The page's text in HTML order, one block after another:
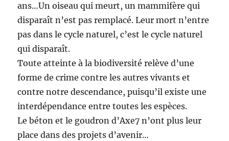
ans…Un oiseau qui meurt, un mammifère qui
disparaît n’est pas remplacé. Leur mort n’entre
pas dans le cycle naturel, c’est le cycle naturel
qui disparaît.
Toute atteinte à la biodiversité relève d’une
forme de crime contre les autres vivants et
contre notre descendance, puisqu’il existe une
interdépendance entre toutes les espèces.
Le béton et le goudron d’Axe7 n’ont plus leur
place dans des projets d’avenir…